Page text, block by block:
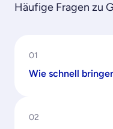
Häufige Fragen zu
01
Wie schnell
02